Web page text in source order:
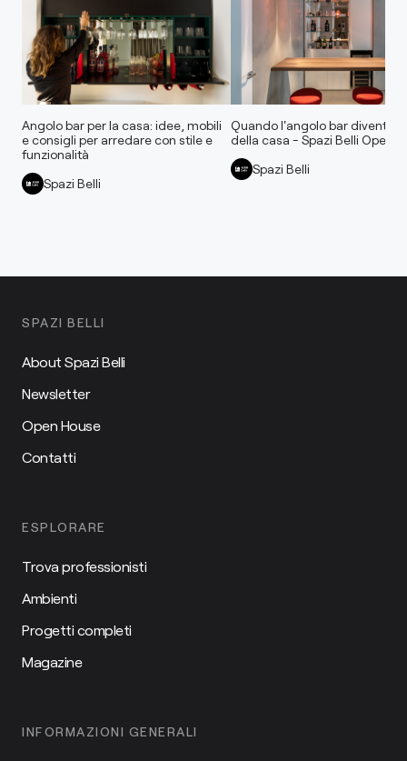
Angolo bar per la casa: idee, mobili
e consigli per arredare con stile e
funzionalità
Spazi Belli
Quando l'angolo bar diventa il
della casa - Spazi Belli Open
Spazi Belli
SPAZI BELLI
About Spazi Belli
Newsletter
Open House
Contatti
ESPLORARE
Trova professionisti
Ambienti
Progetti completi
Magazine
INFORMAZIONI GENERALI